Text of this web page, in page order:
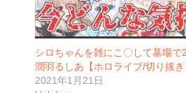
シロちゃんを雑にこ〇して墓場で
潤羽るしあ【ホロライブ/切り抜き
2021年1月21日